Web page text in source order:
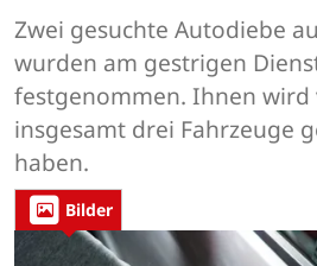
Zwei gesuchte Autodiebe
wurden am gestrigen
festgenommen. Ihnen
insgesamt drei Fahrzeuge
haben.
Bilder